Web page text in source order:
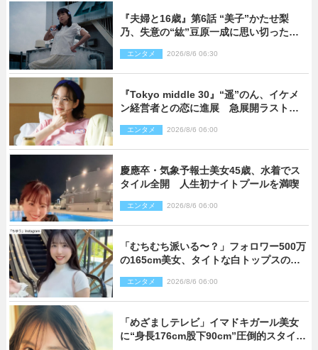
『夫婦と16歳』第6話 “美子”かたせ梨
乃、失意の“紘”豆原一成に思い切ったプ
エンタメ 2026/8/6 06:30
『Tokyo middle 30』“遥”のん、イケメ
ン経営者との恋に進展 急展開ラストに
エンタメ 2026/8/6 06:00
慶應卒・気象予報士美女45歳、水着でス
タイル全開 人生初ナイトプールを満喫
エンタメ 2026/8/6 06:00
「むちむち派いる〜？」フォロワー500万
の165cm美女、タイトな白トップスの抜
エンタメ 2026/8/6 06:00
「めざましテレビ」イマドキガール美女
に“身長176cm股下90cm”圧倒的スタイル